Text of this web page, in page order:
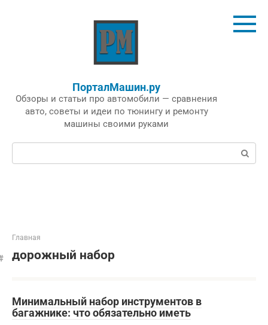
ПорталМашин.ру
Обзоры и статьи про автомобили — сравнения
авто, советы и идеи по тюнингу и ремонту
машины своими руками
Поиск:
Главная
дорожный набор
Минимальный набор инструментов в
багажнике: что обязательно иметь